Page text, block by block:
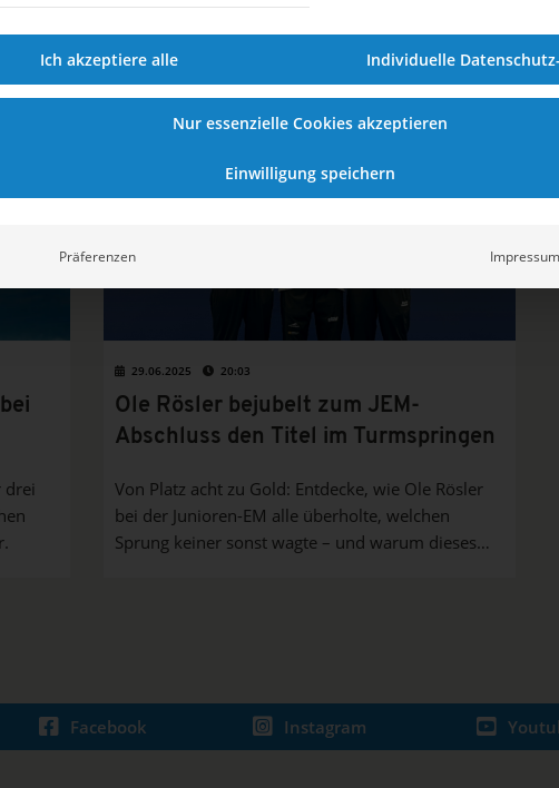
Aufgebot steht, erfährst du hier.
drei
29.06.2025 20:03
Ole Rösler bejubelt zum JEM-
Abschluss den Titel im Turmspringen
Von Platz acht zu Gold: Entdecke, wie Ole Rösler
bei der Junioren-EM alle überholte, welchen
Sprung keiner sonst wagte – und warum dieses
Facebook Instagram
Ich akzeptiere alle Individuelle
Nur essenzielle Cookies akzeptieren
Einwilligung speichern
Präferenzen Impressum